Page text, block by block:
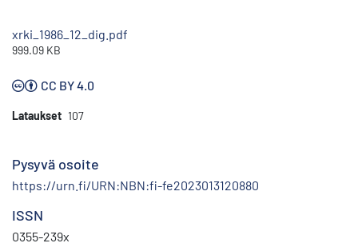
xrki_1986_12_dig.pdf
999.09 KB
CC BY 4.0
Lataukset 107
Pysyvä osoite
https://urn.fi/URN:NBN:fi-fe2023013120880
ISSN
0355-239x